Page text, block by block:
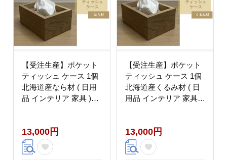
【受注生産】ポケット
ティッシュ ケース 1個
北海道産なら材 ( 日用
品 インテリア 家具 )
13,000円
【受注生産】ポケット
ティッシュ ケース 1個
北海道産くるみ材 ( 日
用品 インテリア 家具 )
13,000円